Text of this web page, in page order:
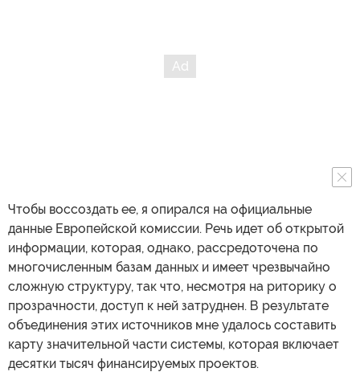
Чтобы воссоздать ее, я опирался на официальные
данные Европейской комиссии. Речь идет об открытой
информации, которая, однако, рассредоточена по
многочисленным базам данных и имеет чрезвычайно
сложную структуру, так что, несмотря на риторику о
прозрачности, доступ к ней затруднен. В результате
объединения этих источников мне удалось составить
карту значительной части системы, которая включает
десятки тысяч финансируемых проектов.